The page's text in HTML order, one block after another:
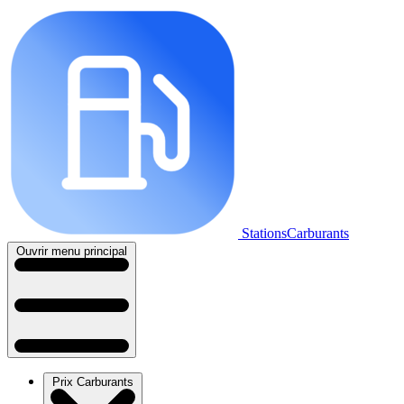
StationsCarburants
Ouvrir menu principal
Prix Carburants